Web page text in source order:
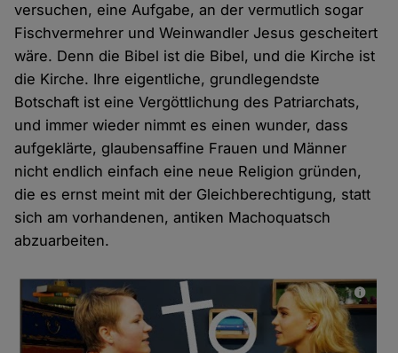
versuchen, eine Aufgabe, an der vermutlich sogar
Fischvermehrer und Weinwandler Jesus gescheitert
wäre. Denn die Bibel ist die Bibel, und die Kirche ist
die Kirche. Ihre eigentliche, grundlegendste
Botschaft ist eine Vergöttlichung des Patriarchats,
und immer wieder nimmt es einen wunder, dass
aufgeklärte, glaubensaffine Frauen und Männer
nicht endlich einfach eine neue Religion gründen,
die es ernst meint mit der Gleichberechtigung, statt
sich am vorhandenen, antiken Machoquatsch
abzuarbeiten.